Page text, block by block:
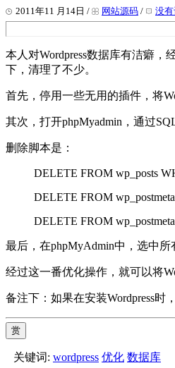
2011年11 月14日 / 网站源码 / 没
本人对Wordpress数据库有洁癖，
下，清理了不少。
首先，停用一些无用的插件，将
其次，打开phpMyadmin，通过
删除脚本是：
DELETE FROM wp_posts
DELETE FROM
DELETE FROM
最后，在phpMyAdmin中，选中所
经过这一番优化操作，就可以将
备注下：如果在安装Wordpress
赏
关键词: wordpress 优化 数据库